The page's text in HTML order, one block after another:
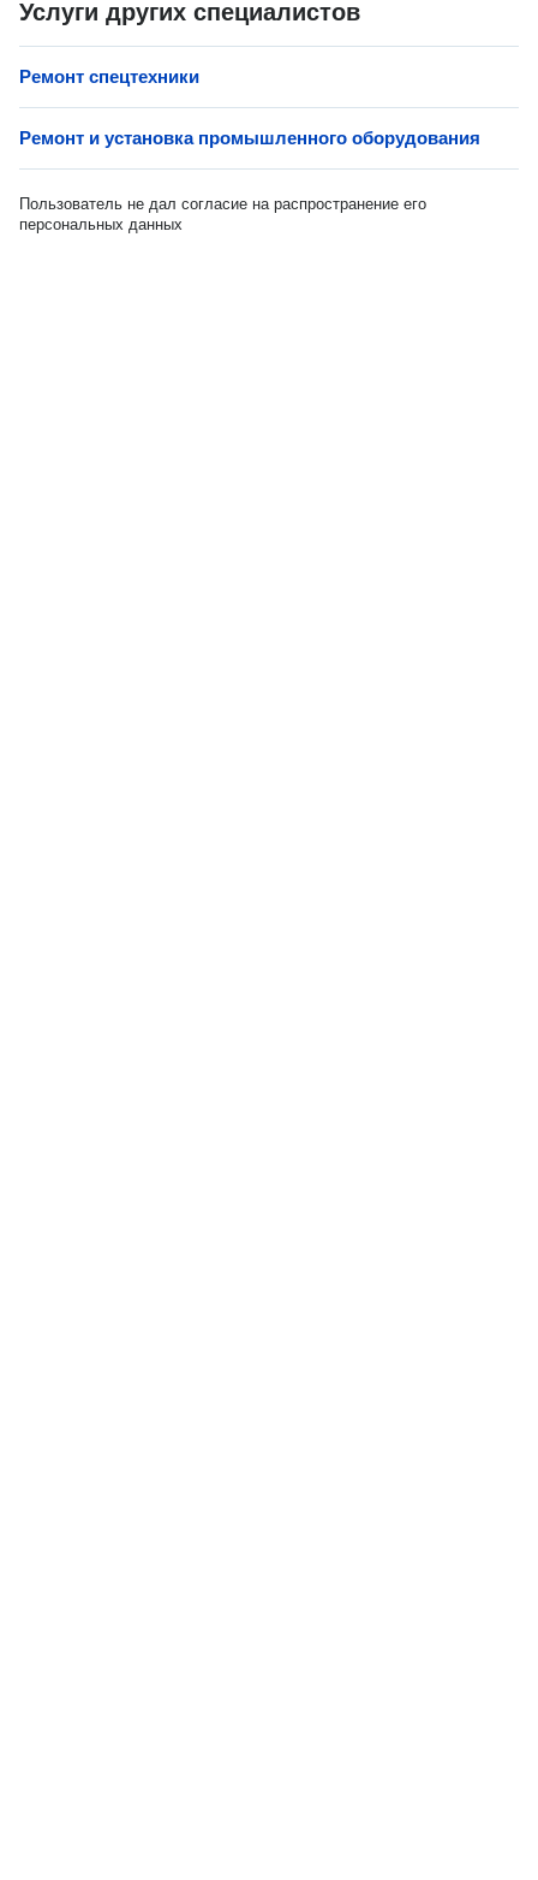
Услуги других специалистов
Ремонт спецтехники
Ремонт и установка промышленного оборудования
Пользователь не дал согласие на распространение его
персональных данных